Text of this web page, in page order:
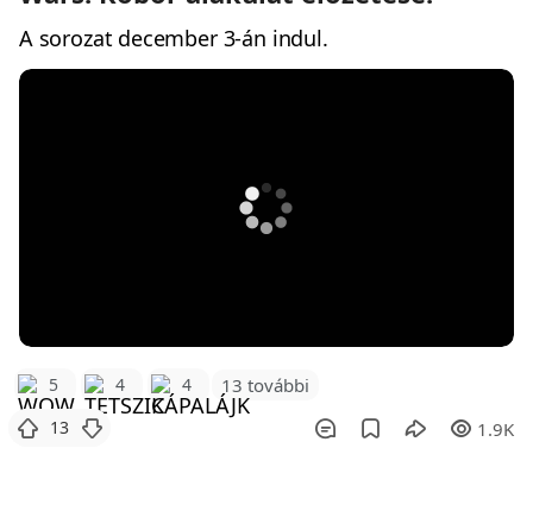
A sorozat december 3-án indul.
5 4 4 13 további
13 1.9K